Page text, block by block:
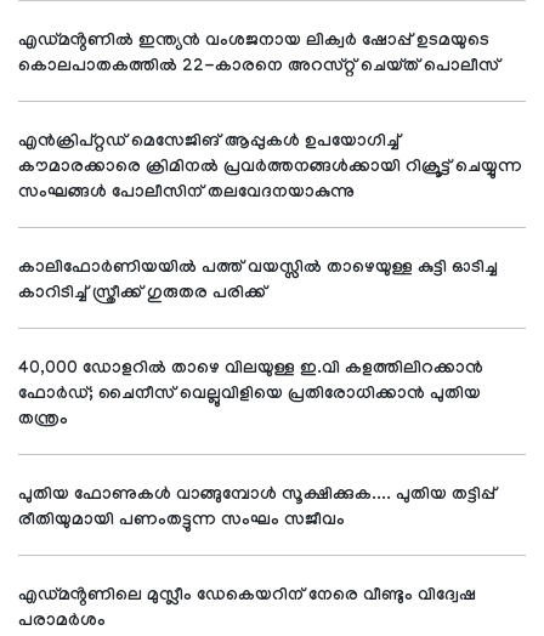
എഡ്മൻ്റണിൽ ഇന്ത്യൻ വംശജനായ ലിക്വർ ഷോപ്പ് ഉടമയുടെ
കൊലപാതകത്തിൽ 22-കാരനെ അറസ്റ്റ് ചെയ്ത് പൊലീസ്
എൻക്രിപ്റ്റഡ് മെസേജിങ് ആപ്പുകൾ ഉപയോഗിച്ച്
കൗമാരക്കാരെ ക്രിമിനൽ പ്രവർത്തനങ്ങൾക്കായി റിക്രൂട്ട് ചെയ്യുന്ന
സംഘങ്ങൾ പോലീസിന് തലവേദനയാകുന്നു
കാലിഫോർണിയയിൽ പത്ത് വയസ്സിൽ താഴെയുള്ള കുട്ടി ഓടിച്ച
കാറിടിച്ച് സ്ത്രീക്ക് ഗുരുതര പരിക്ക്
40,000 ഡോളറിൽ താഴെ വിലയുള്ള ഇ.വി കളത്തിലിറക്കാൻ
ഫോർഡ്; ചൈനീസ് വെല്ലുവിളിയെ പ്രതിരോധിക്കാൻ പുതിയ
തന്ത്രം
പുതിയ ഫോണുകൾ വാങ്ങുമ്പോൾ സൂക്ഷിക്കുക.... പുതിയ തട്ടിപ്പ്
രീതിയുമായി പണംതട്ടുന്ന സംഘം സജീവം
എഡ്മൻ്റണിലെ മുസ്ലീം ഡേകെയറിന് നേരെ വീണ്ടും വിദ്വേഷ
പരാമർശം